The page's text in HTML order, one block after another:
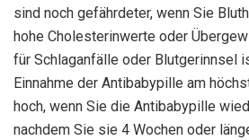
sind noch gefährdeter, wenn Sie
hohe Cholesterinwerte oder
für Schlaganfälle oder Blutgerinnsel
Einnahme der Antibabypille am
hoch, wenn Sie die Antibabypille
nachdem Sie sie 4 Wochen oder